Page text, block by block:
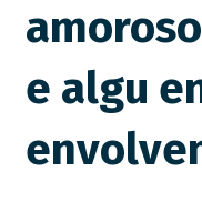
e algu